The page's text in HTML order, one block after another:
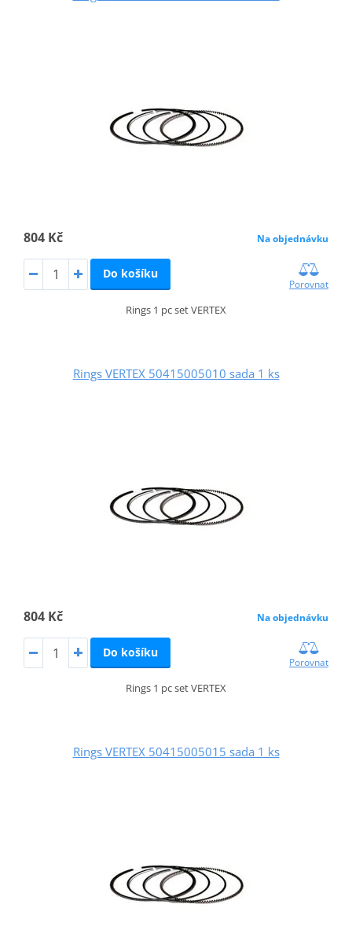
804 Kč Na objednávku
Do košíku
Porovnat
Rings 1 pc set VERTEX
Rings VERTEX 50415005010 sada 1 ks
804 Kč Na objednávku
Do košíku
Porovnat
Rings 1 pc set VERTEX
Rings VERTEX 50415005015 sada 1 ks